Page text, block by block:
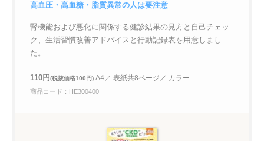
高血圧・高血糖・脂質異常の人は要注意
腎機能および悪化に関係する健診結果の見方と自己チェッ
ク、生活習慣改善アドバイスと行動記録表を用意しまし
た。
110円(税抜価格100円) A4／ 表紙共8ページ／ カラー
商品コード：HE300400